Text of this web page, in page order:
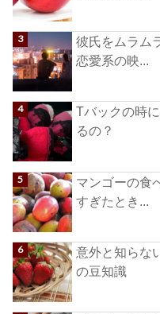
彼氏をムラム
恋愛系の映...
Tバックの時
るの？
マンゴーの食
すぎたとき...
意外と知らな
の豆知識